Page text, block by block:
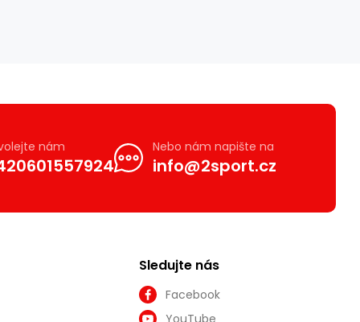
nám Nebo nám napište na
info@2sport.cz
Sledujte nás
Facebook
YouTube